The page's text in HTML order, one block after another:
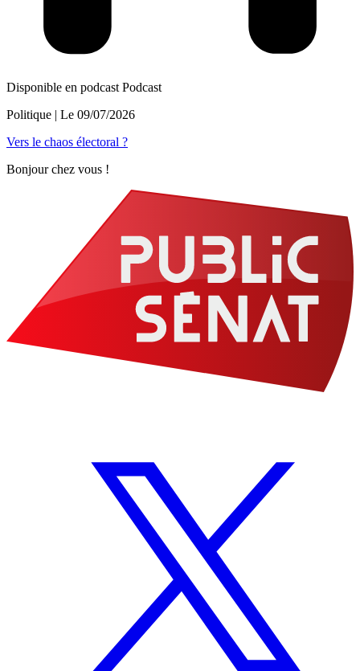
Disponible en podcast Podcast
Politique | Le 09/07/2026
Vers le chaos électoral ?
Bonjour chez vous !